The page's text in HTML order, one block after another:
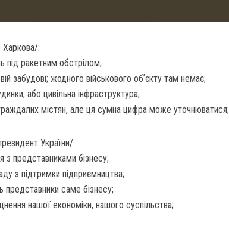
:
під ракетним обстрілом;
забудові; жодного військового обʼєкту там немає;
або цивільна інфраструктура;
містян, але ця сумна цифра може уточнюватися;
України/:
з представниками бізнесу;
з підтримки підприємництва;
представники саме бізнесу;
нашої економіки, нашого суспільства;